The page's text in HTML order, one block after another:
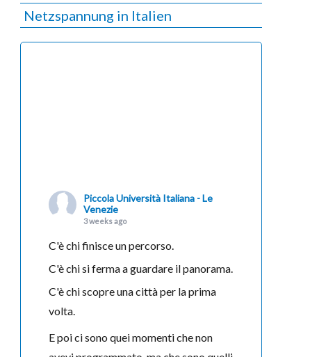
Netzspannung in Italien
Piccola Università Italiana - Le
Venezie
3 weeks ago
C'è chi finisce un percorso.
C'è chi si ferma a guardare il panorama.
C'è chi scopre una città per la prima
volta.
E poi ci sono quei momenti che non